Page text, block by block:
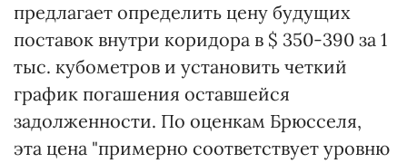
предлагает определить цену будущих
поставок внутри коридора в $ 350-390 за 1
тыс. кубометров и установить четкий
график погашения оставшейся
задолженности. По оценкам Брюсселя,
эта цена "примерно соответствует уровню